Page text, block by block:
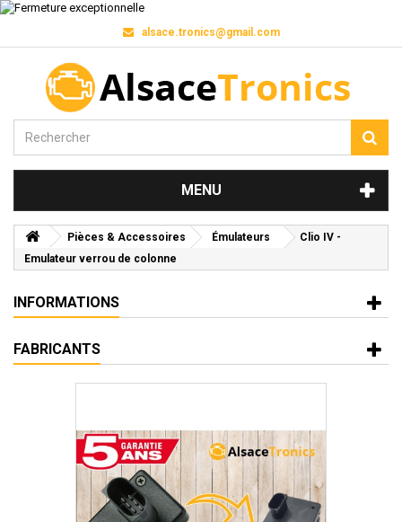
alsace.tronics@gmail.com
MENU
Pièces & Accessoires Émulateurs
Clio IV -
Emulateur verrou de colonne
INFORMATIONS
FABRICANTS